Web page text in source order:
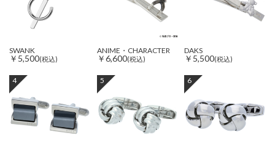
SWANK
￥5,500(税込)
ANIME・CHARACTER
￥6,600(税込)
DAKS
￥5,500(税込)
4 5 6